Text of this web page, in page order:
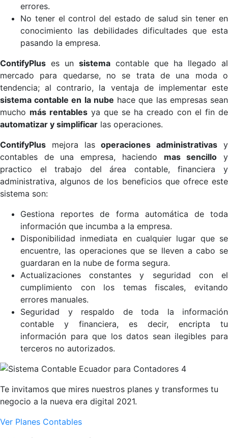
errores.
No tener el control del estado de salud sin tener en
conocimiento las debilidades dificultades que esta
pasando la empresa.
ContifyPlus es un sistema contable que ha llegado al
mercado para quedarse, no se trata de una moda o
tendencia; al contrario, la ventaja de implementar este
sistema contable en la nube hace que las empresas sean
mucho más rentables ya que se ha creado con el fin de
automatizar y simplificar las operaciones.
ContifyPlus mejora lasoperaciones administrativas y
contables de una empresa, haciendo mas sencillo y
practico el trabajo del área contable, financiera y
administrativa, algunos de los beneficios que ofrece este
sistema son:
Gestiona reportes de forma automática de toda
información que incumba a la empresa.
Disponibilidad inmediata en cualquier lugar que se
encuentre, las operaciones que se lleven a cabo se
guardaran en la nube de forma segura.
Actualizaciones constantes y seguridad con el
cumplimiento con los temas fiscales, evitando
errores manuales.
Seguridad y respaldo de toda la información
contable y financiera, es decir, encripta tu
información para que los datos sean ilegibles para
terceros no autorizados.
Te invitamos que mires nuestros planes y transformes tu
negocio a la nueva era digital 2021.
Ver Planes Contables